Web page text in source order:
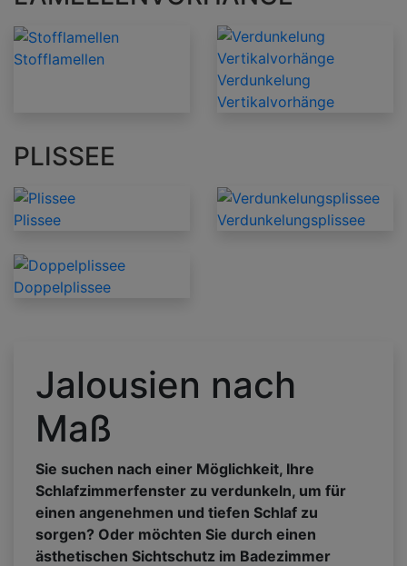
Stofflamellen
Verdunkelung
Vertikalvorhänge
PLISSEE
Plissee Verdunkelungsplissee
Doppelplissee
Jalousien nach
Maß
Sie suchen nach einer Möglichkeit, Ihre
Schlafzimmerfenster zu verdunkeln, um für
einen angenehmen und tiefen Schlaf zu
sorgen? Oder möchten Sie durch einen
ästhetischen Sichtschutz im Badezimmer